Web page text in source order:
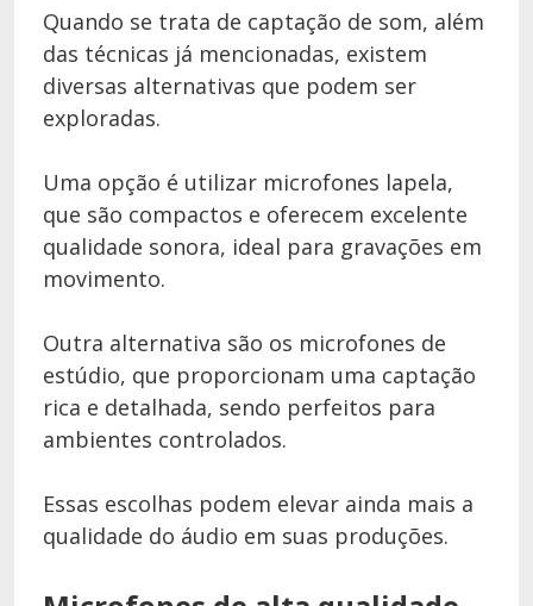
Quando se trata de captação de som, além
das técnicas já mencionadas, existem
diversas alternativas que podem ser
exploradas.
Uma opção é utilizar microfones lapela,
que são compactos e oferecem excelente
qualidade sonora, ideal para gravações em
movimento.
Outra alternativa são os microfones de
estúdio, que proporcionam uma captação
rica e detalhada, sendo perfeitos para
ambientes controlados.
Essas escolhas podem elevar ainda mais a
qualidade do áudio em suas produções.